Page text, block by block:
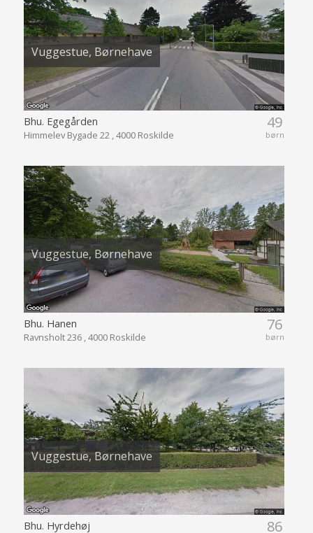
Vuggestue, Børnehave
49
børn
Bhu. Egegården
Himmelev Bygade 22 , 4000 Roskilde
Vuggestue, Børnehave
76
børn
Bhu. Hanen
Ravnsholt 236 , 4000 Roskilde
Vuggestue, Børnehave
86
Bhu. Hyrdehøj